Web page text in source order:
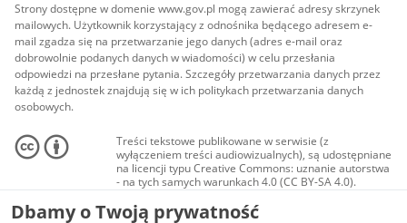
Strony dostępne w domenie www.gov.pl mogą zawierać adresy skrzynek
mailowych. Użytkownik korzystający z odnośnika będącego adresem e-
mail zgadza się na przetwarzanie jego danych (adres e-mail oraz
dobrowolnie podanych danych w wiadomości) w celu przesłania
odpowiedzi na przesłane pytania. Szczegóły przetwarzania danych przez
każdą z jednostek znajdują się w ich politykach przetwarzania danych
osobowych.
Treści tekstowe publikowane w serwisie (z
wyłączeniem treści audiowizualnych), są udostępniane
na licencji typu Creative Commons: uznanie autorstwa
- na tych samych warunkach 4.0 (CC BY-SA 4.0).
Materiały audiowizualne, w tym zdjęcia, materiały
audio i wideo, są udostępniane na licencji typu
Dbamy o Twoją prywatność